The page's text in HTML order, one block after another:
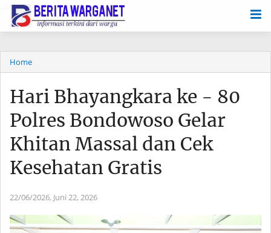
Home
Hari Bhayangkara ke - 80
Polres Bondowoso Gelar
Khitan Massal dan Cek
Kesehatan Gratis
22/06/2026, Juni 22, 2026